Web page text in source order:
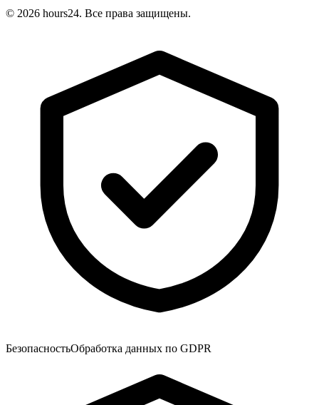
© 2026 hours24. Все права защищены.
БезопасностьОбработка данных по GDPR